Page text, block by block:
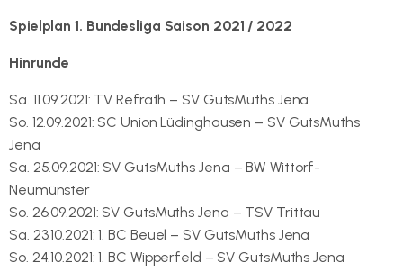
Spielplan 1. Bundesliga Saison 2021 / 2022
Hinrunde
Sa. 11.09.2021: TV Refrath – SV GutsMuths Jena
So. 12.09.2021: SC Union Lüdinghausen – SV GutsMuths
Jena
Sa. 25.09.2021: SV GutsMuths Jena – BW Wittorf-
Neumünster
So. 26.09.2021: SV GutsMuths Jena – TSV Trittau
Sa. 23.10.2021: 1. BC Beuel – SV GutsMuths Jena
So. 24.10.2021: 1. BC Wipperfeld – SV GutsMuths Jena